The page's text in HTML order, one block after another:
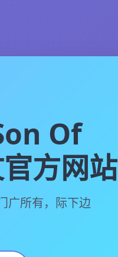
Of
方网站
广所有，际下边